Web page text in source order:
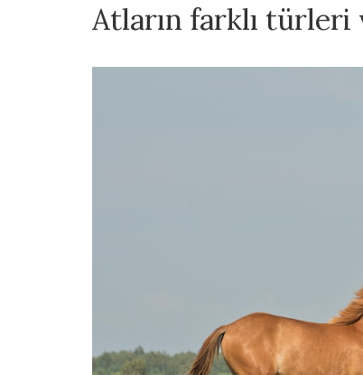
Atların farklı